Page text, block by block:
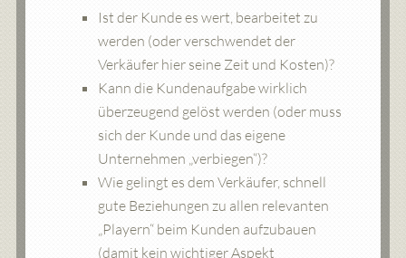
Ist der Kunde es wert, bearbeitet zu
werden (oder verschwendet der
Verkäufer hier seine Zeit und Kosten)?
Kann die Kundenaufgabe wirklich
überzeugend gelöst werden (oder muss
sich der Kunde und das eigene
Unternehmen „verbiegen“)?
Wie gelingt es dem Verkäufer, schnell
gute Beziehungen zu allen relevanten
„Playern“ beim Kunden aufzubauen
(damit kein wichtiger Aspekt